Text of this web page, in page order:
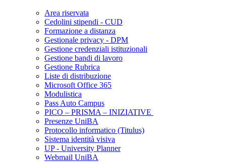
Area riservata
Cedolini stipendi - CUD
Formazione a distanza
Gestionale privacy - DPM
Gestione credenziali istituzionali
Gestione bandi di lavoro
Gestione Rubrica
Liste di distribuzione
Microsoft Office 365
Modulistica
Pass Auto Campus
PICO – PRISMA – INIZIATIVE
Presenze UniBA
Protocollo informatico (Titulus)
Sistema identità visiva
UP - University Planner
Webmail UniBA